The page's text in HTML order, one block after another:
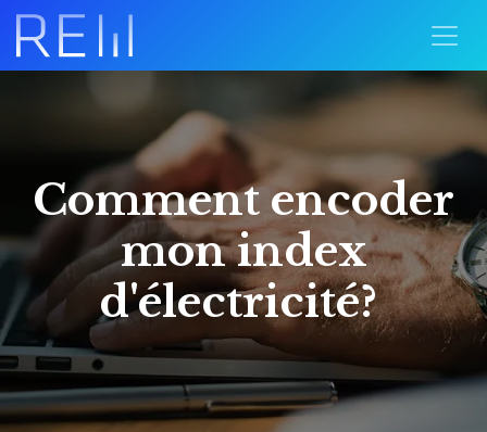
Comment encoder
mon index
d'électricité?